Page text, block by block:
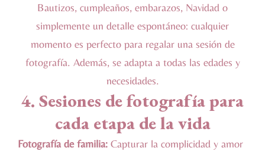
Bautizos, cumpleaños, embarazos, Navidad o
simplemente un detalle espontáneo: cualquier
momento es perfecto para regalar una sesión de
fotografía. Además, se adapta a todas las edades y
necesidades.
4. Sesiones de fotografía para
cada etapa de la vida
Fotografía de familia: Capturar la complicidad y amor